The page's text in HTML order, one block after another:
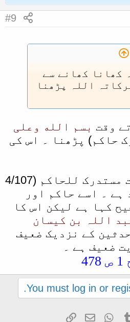
#9
کھانا کھانے سے
اللہ پڑھنا
وقت بسم الله وعلی
حاکم) پڑھنا ۔ اس کی
الجواب : یہ روایت مستدرک للحاکم (4/107
ہے ۔ اسے حاکم اور
کہا ہے لیکن اس کا
اللہ بن کیسان
کے نزدیک ضعیف
ضعیف ہے ۔
You must log in or
Tumblr
WhatsApp
ای میل
Link